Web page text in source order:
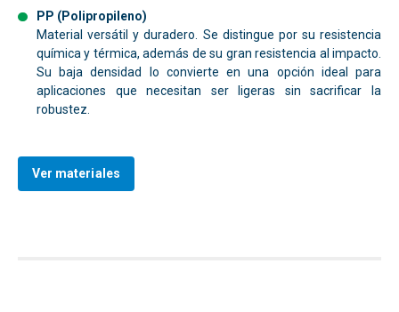
PP (Polipropileno)
Material versátil y duradero. Se distingue por su resistencia
química y térmica, además de su gran resistencia al impacto.
Su baja densidad lo convierte en una opción ideal para
aplicaciones que necesitan ser ligeras sin sacrificar la
robustez.
Ver materiales